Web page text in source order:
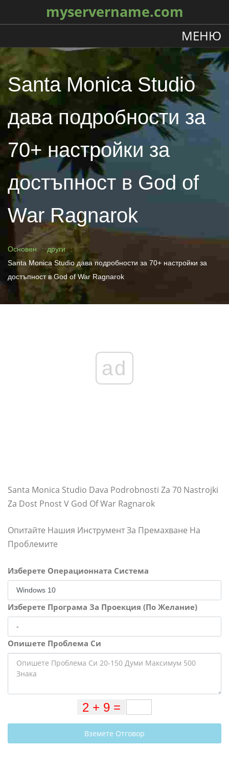
myservername.com
МЕНЮ
Santa Monica Studio
дава подробности за
70+ настройки за
достъпност в God of
War Ragnarok
Основен
други
Santa Monica Studio дава подробности за 70+ настройки за
достъпност в God of War Ragnarok
ad
Santa Monica Studio Dava Podrobnosti Za 70 Nastrojki
Za Dost Pnost V God Of War Ragnarok
Опитайте Нашия Инструмент За Премахване На
Проблемите
Изберете Операционната Система
Изберете Програма За Проекция (По Желание)
Опишете Проблема Си
Вземете Отговор